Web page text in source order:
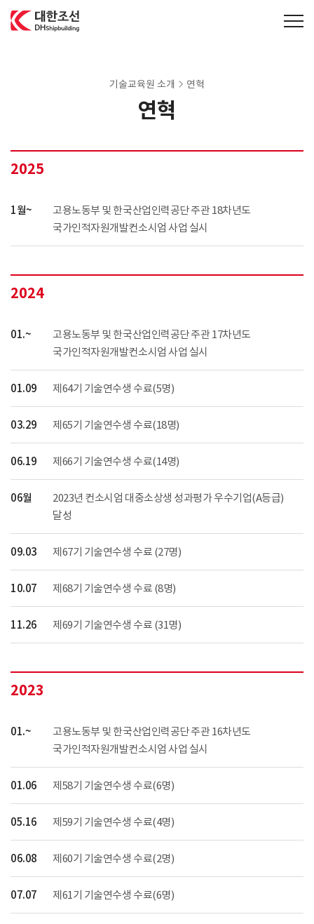
기술교육원 소개 연혁
연혁
2025
1월~
고용노동부 및 한국산업인력공단 주관 18차년도
국가인적자원개발컨소시엄 사업 실시
2024
01.~
고용노동부 및 한국산업인력공단 주관 17차년도
국가인적자원개발컨소시엄 사업 실시
01.09 제64기 기술연수생 수료(5명)
03.29 제65기 기술연수생 수료(18명)
06.19 제66기 기술연수생 수료(14명)
06월
2023년 컨소시엄 대중소상생 성과평가 우수기업(A등급)
달성
09.03 제67기 기술연수생 수료 (27명)
10.07 제68기 기술연수생 수료 (8명)
11.26 제69기 기술연수생 수료 (31명)
2023
01.~
고용노동부 및 한국산업인력공단 주관 16차년도
국가인적자원개발컨소시엄 사업 실시
01.06 제58기 기술연수생 수료(6명)
05.16 제59기 기술연수생 수료(4명)
06.08 제60기 기술연수생 수료(2명)
07.07 제61기 기술연수생 수료(6명)